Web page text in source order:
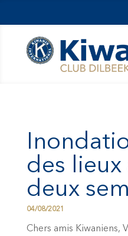
des lieux
deux
04/08/2021
Chers amis Kiwaniens,